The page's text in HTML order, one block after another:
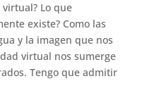
virtual? Lo que
existe? Como las
y la imagen que nos
virtual nos sumerge
Tengo que admitir